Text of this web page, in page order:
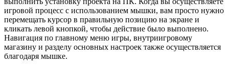
игровой процесс с использованием мышки, вам просто нужно
перемещать курсор в правильную позицию на экране и
кликать левой кнопкой, чтобы действие было выполнено.
Навигация по главному меню игры, внутриигровому
магазину и разделу основных настроек также осуществляется
благодаря мышке.